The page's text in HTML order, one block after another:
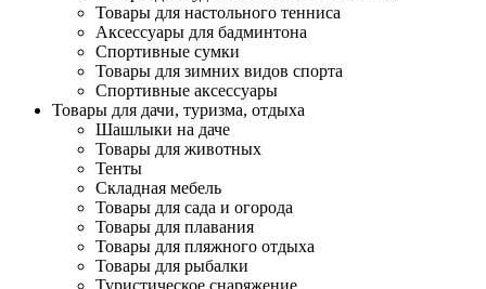
Товары для настольного тенниса
Аксессуары для бадминтона
Спортивные сумки
Товары для зимних видов спорта
Спортивные аксессуары
Товары для дачи, туризма, отдыха
Шашлыки на даче
Товары для животных
Тенты
Складная мебель
Товары для сада и огорода
Товары для плавания
Товары для пляжного отдыха
Товары для рыбалки
Туристическое снаряжение